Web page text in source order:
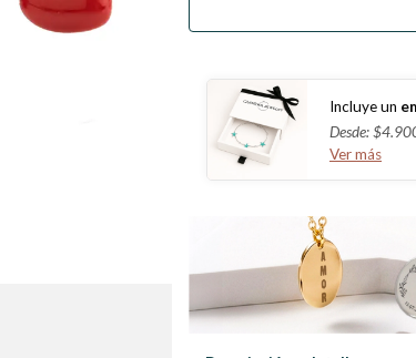
Incluye un
Desde:
Ver más